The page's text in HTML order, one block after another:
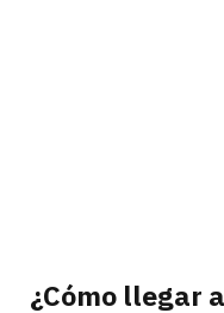
¿Cómo llegar